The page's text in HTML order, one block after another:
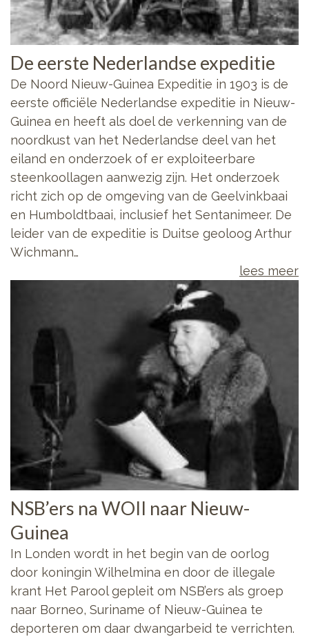
De eerste Nederlandse expeditie
De Noord Nieuw-Guinea Expeditie in 1903 is de
eerste officiële Nederlandse expeditie in Nieuw-
Guinea en heeft als doel de verkenning van de
noordkust van het Nederlandse deel van het
eiland en onderzoek of er exploiteerbare
steenkoollagen aanwezig zijn. Het onderzoek
richt zich op de omgeving van de Geelvinkbaai
en Humboldtbaai, inclusief het Sentanimeer. De
leider van de expeditie is Duitse geoloog Arthur
Wichmann…
lees meer
NSB’ers na WOII naar Nieuw-
Guinea
In Londen wordt in het begin van de oorlog
door koningin Wilhelmina en door de illegale
krant Het Parool gepleit om NSB’ers als groep
naar Borneo, Suriname of Nieuw-Guinea te
deporteren om daar dwangarbeid te verrichten.